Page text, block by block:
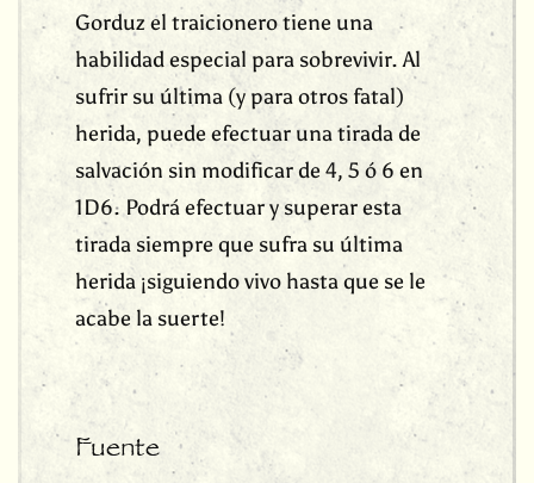
Gorduz el traicionero tiene una
habilidad especial para sobrevivir. Al
sufrir su última (y para otros fatal)
herida, puede efectuar una tirada de
salvación sin modificar de 4, 5 ó 6 en
1D6. Podrá efectuar y superar esta
tirada siempre que sufra su última
herida ¡siguiendo vivo hasta que se le
acabe la suerte!
Fuente